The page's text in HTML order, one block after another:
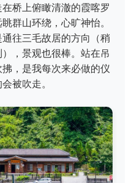
桥上俯瞰清澈的霞喀罗
群山环绕，心旷神怡。
往三毛故居的方向（稍
，景观也很棒。站在吊
，是我每次来必做的仪
被吹走。